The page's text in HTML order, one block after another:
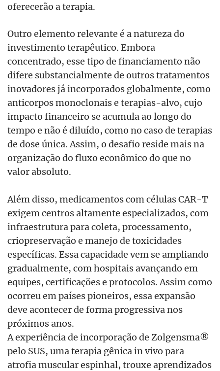
oferecerão a terapia.
Outro elemento relevante é a natureza do
investimento terapêutico. Embora
concentrado, esse tipo de financiamento não
difere substancialmente de outros tratamentos
inovadores já incorporados globalmente, como
anticorpos monoclonais e terapias-alvo, cujo
impacto financeiro se acumula ao longo do
tempo e não é diluído, como no caso de terapias
de dose única. Assim, o desafio reside mais na
organização do fluxo econômico do que no
valor absoluto.
Além disso, medicamentos com células CAR-T
exigem centros altamente especializados, com
infraestrutura para coleta, processamento,
criopreservação e manejo de toxicidades
específicas. Essa capacidade vem se ampliando
gradualmente, com hospitais avançando em
equipes, certificações e protocolos. Assim como
ocorreu em países pioneiros, essa expansão
deve acontecer de forma progressiva nos
próximos anos.
A experiência de incorporação de Zolgensma®
pelo SUS, uma terapia gênica in vivo para
atrofia muscular espinhal, trouxe aprendizados